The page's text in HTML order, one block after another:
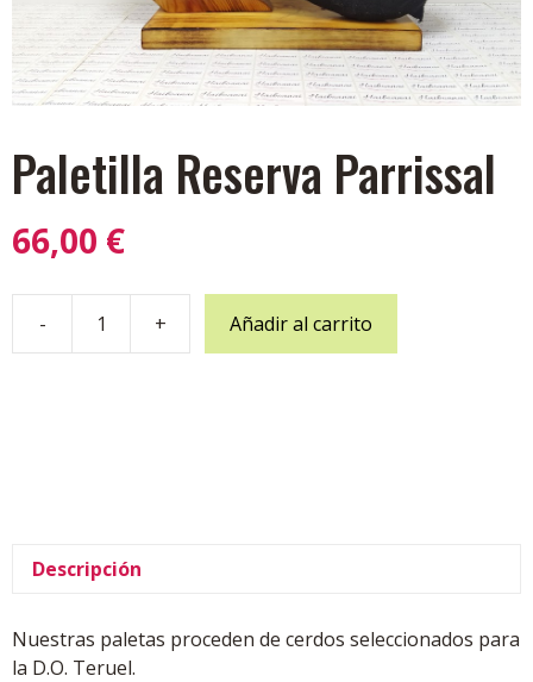
Paletilla Reserva Parrissal
66,00 €
-
Paletilla
+ Añadir al carrito
Descripción
Nuestras paletas proceden de cerdos seleccionados para
la D.O. Teruel.